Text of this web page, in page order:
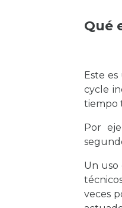
Qué
Este
cycle
tiempo
Por
Un
veces